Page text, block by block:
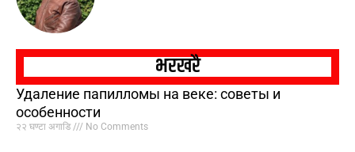
भरखरै
Удаление папилломы на веке: советы и
особенности
२२ घण्टा अगाडि No Comments